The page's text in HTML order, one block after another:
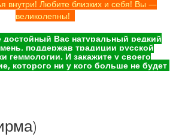
внутри! Любите близких и себя! Вы —
великолепны!
достойный Вас натуральный редкий
поддержав традиции русской
геммологии. И закажите у своего
которого ни у кого больше не будет